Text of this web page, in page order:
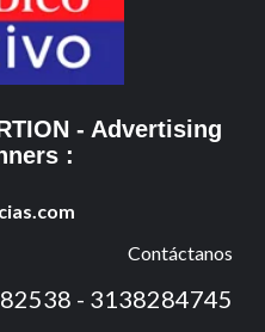
- Advertising
:
Contáctanos
- 3138284745